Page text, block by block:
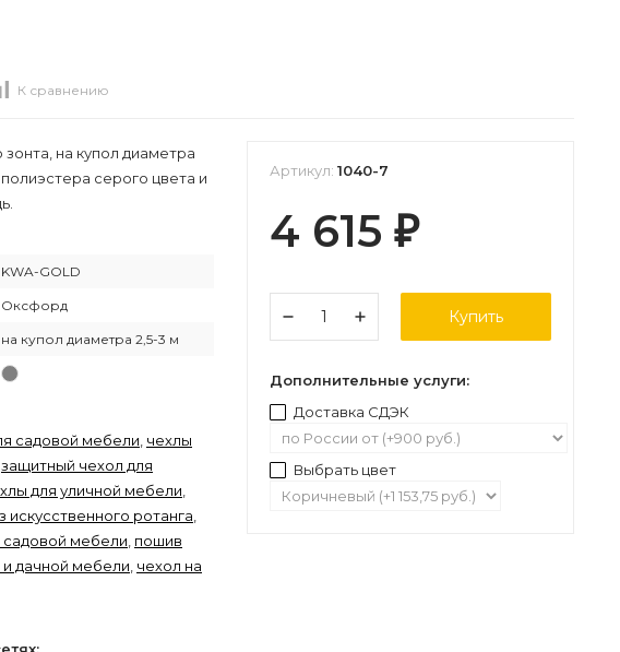
К сравнению
на купол диаметра
серого цвета и
KWA-GOLD
Оксфорд
на купол диаметра 2,5-3 м
садовой мебели чехлы
защитный чехол для
для уличной мебели
искусственного ротанга
садовой мебели пошив
и дачной мебели чехол на
Артикул: 1040-7
4 615 ₽
Купить
Дополнительные услуги:
Доставка СДЭК
Выбрать цвет